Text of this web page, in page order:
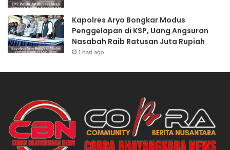
Kapolres Aryo Bongkar Modus
Penggelapan di KSP, Uang Angsuran
Nasabah Raib Ratusan Juta Rupiah
1 hari ago